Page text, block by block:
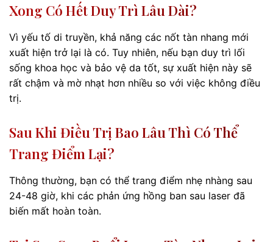
Xong Có Hết Duy Trì Lâu Dài?
Vì yếu tố di truyền, khả năng các nốt tàn nhang mới
xuất hiện trở lại là có. Tuy nhiên, nếu bạn duy trì lối
sống khoa học và bảo vệ da tốt, sự xuất hiện này sẽ
rất chậm và mờ nhạt hơn nhiều so với việc không điều
trị.
Sau Khi Điều Trị Bao Lâu Thì Có Thể
Trang Điểm Lại?
Thông thường, bạn có thể trang điểm nhẹ nhàng sau
24-48 giờ, khi các phản ứng hồng ban sau laser đã
biến mất hoàn toàn.